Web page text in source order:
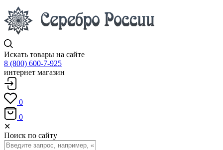
Искать товары на сайте
8 (800) 600-7-925
интернет магазин
0
0
✕
Поиск по сайту